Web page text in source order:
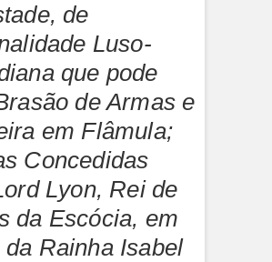
de
Luso-
que pode
de Armas e
em Flâmula;
Concedidas
Lyon, Rei de
da Escócia, em
da Rainha Isabel